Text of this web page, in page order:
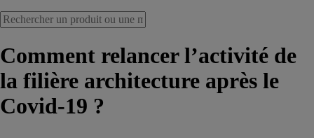
Comment relancer l’activité de
la filière architecture après le
Covid-19 ?